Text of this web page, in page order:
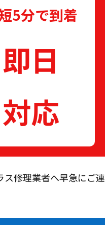
5分で到着
即日
対応
ス修理業者へ早急にご連